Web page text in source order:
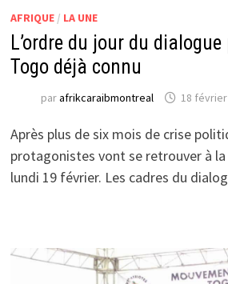
AFRIQUE/ LA UNE
L’ordre du jour du
Togo déjà connu
parafrikcaraibmontreal 18 février
Après plus de six mois de crise
protagonistes vont se retrouver à
lundi 19 février. Les cadres du